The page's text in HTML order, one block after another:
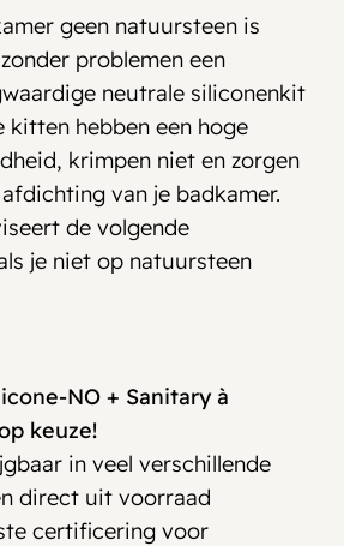
geen natuursteen is
problemen een
neutrale siliconenkit
kitten hebben een hoge
krimpen niet en zorgen
van je badkamer.
de volgende
je niet op natuursteen
NO + Sanitaryà
keuze!
in veel verschillende
direct uit voorraad
certificering voor